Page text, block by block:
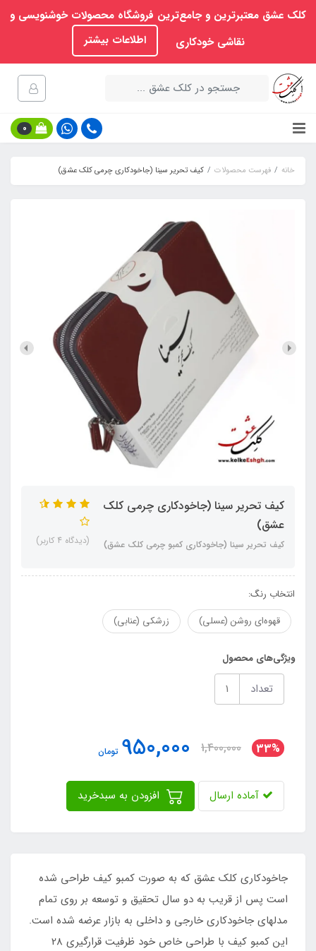
کلک عشق معتبرترین و جامع‌ترین فروشگاه محصولات خوشنویسی و
نقاشی خودکاری
اطلاعات بیشتر
0
خانه فهرست محصولات کیف تحریر سینا (جاخودکاری چرمی کلک عشق)
کیف تحریر سینا (جاخودکاری چرمی کلک
عشق)
کیف تحریر سینا (جاخودکاری کمبو چرمی کلک عشق) (دیدگاه 4 کاربر)
انتخاب رنگ:
قهوه‌ای روشن (عسلی)
زرشکی (عنابی)
ویژگی‌های محصول
تعداد
33%
1,400,000
950,000 تومان
آماده ارسال
جاخودکاری کلک عشق که به صورت کمبو کیف طراحی شده
است پس از قریب به دو سال تحقیق و توسعه بر روی تمام
مدلهای جاخودکاری خارجی و داخلی به بازار عرضه شده است.
این کمبو کیف با طراحی خاص خود ظرفیت قرارگیری 28